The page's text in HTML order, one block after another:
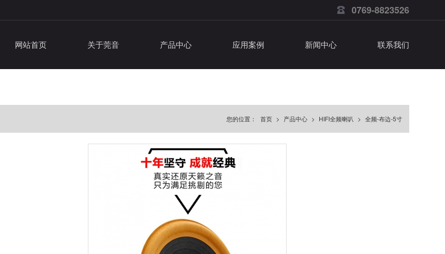
0769-8823526
网站首页 关于莞音 产品中心 应用案例 新闻中心 联系我们
您的位置： 首页 > 产品中心 > HIFI全频喇叭 > 全频-布边-5寸